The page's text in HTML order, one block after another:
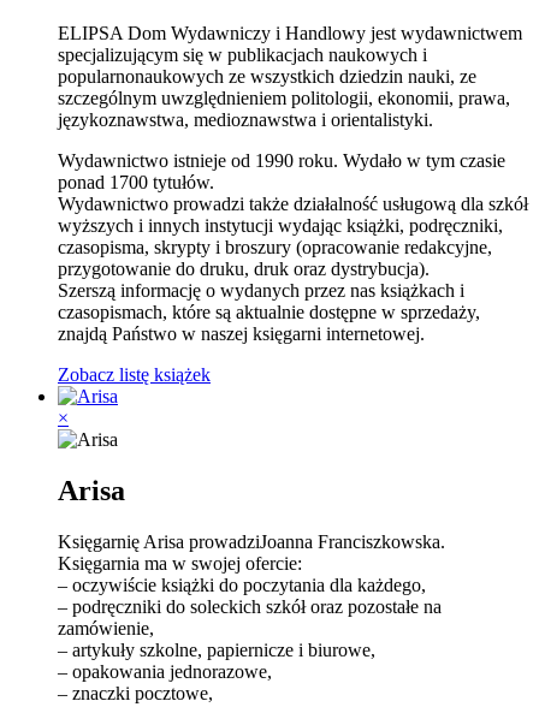
ELIPSA Dom Wydawniczy i Handlowy jest wydawnictwem
specjalizującym się w publikacjach naukowych i
popularnonaukowych ze wszystkich dziedzin nauki, ze
szczególnym uwzględnieniem politologii, ekonomii, prawa,
językoznawstwa, medioznawstwa i orientalistyki.
Wydawnictwo istnieje od 1990 roku. Wydało w tym czasie
ponad 1700 tytułów.
Wydawnictwo prowadzi także działalność usługową dla szkół
wyższych i innych instytucji wydając książki, podręczniki,
czasopisma, skrypty i broszury (opracowanie redakcyjne,
przygotowanie do druku, druk oraz dystrybucja).
Szerszą informację o wydanych przez nas książkach i
czasopismach, które są aktualnie dostępne w sprzedaży,
znajdą Państwo w naszej księgarni internetowej.
Zobacz listę książek
×
Arisa
Księgarnię Arisa prowadziJoanna Franciszkowska.
Księgarnia ma w swojej ofercie:
– oczywiście książki do poczytania dla każdego,
– podręczniki do soleckich szkół oraz pozostałe na
zamówienie,
– artykuły szkolne, papiernicze i biurowe,
– opakowania jednorazowe,
– znaczki pocztowe,